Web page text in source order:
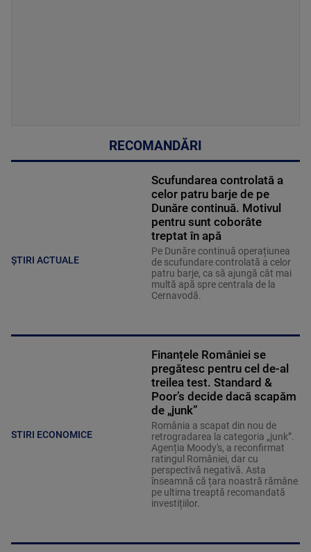
RECOMANDĂRI
ȘTIRI ACTUALE
Scufundarea controlată a
celor patru barje de pe
Dunăre continuă. Motivul
pentru sunt coborâte
treptat în apă
Pe Dunăre continuă operațiunea
de scufundare controlată a celor
patru barje, ca să ajungă cât mai
multă apă spre centrala de la
Cernavodă.
STIRI ECONOMICE
Finanțele României se
pregătesc pentru cel de-al
treilea test. Standard &
Poor’s decide dacă scapăm
de „junk”
România a scapat din nou de
retrogradarea la categoria „junk”.
Agenția Moody's, a reconfirmat
ratingul României, dar cu
perspectivă negativă. Asta
înseamnă că țara noastră rămâne
pe ultima treaptă recomandată
investițiilor.